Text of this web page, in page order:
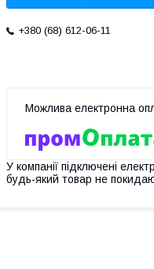
+380 (68) 612-06-11
У компанії підключені
будь-який товар не